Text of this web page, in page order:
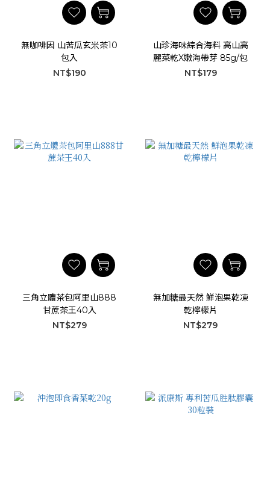
無咖啡因 山苦瓜玄米茶10
包入
NT$190
山珍海味綜合海料 高山高
麗菜乾X嫩海帶芽 85g/包
NT$179
三角立體茶包阿里山888
甘蔗茶王40入
NT$279
無加糖最天然 鮮泡果乾凍
乾檸檬片
NT$279